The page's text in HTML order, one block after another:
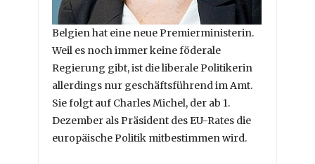
Belgien hat eine neue Premierministerin.
Weil es noch immer keine föderale
Regierung gibt, ist die liberale Politikerin
allerdings nur geschäftsführend im Amt.
Sie folgt auf Charles Michel, der ab 1.
Dezember als Präsident des EU-Rates die
europäische Politik mitbestimmen wird.